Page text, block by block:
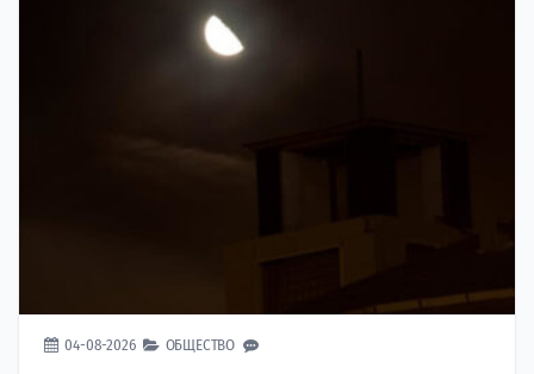
04-08-2026 ОБЩЕСТВО